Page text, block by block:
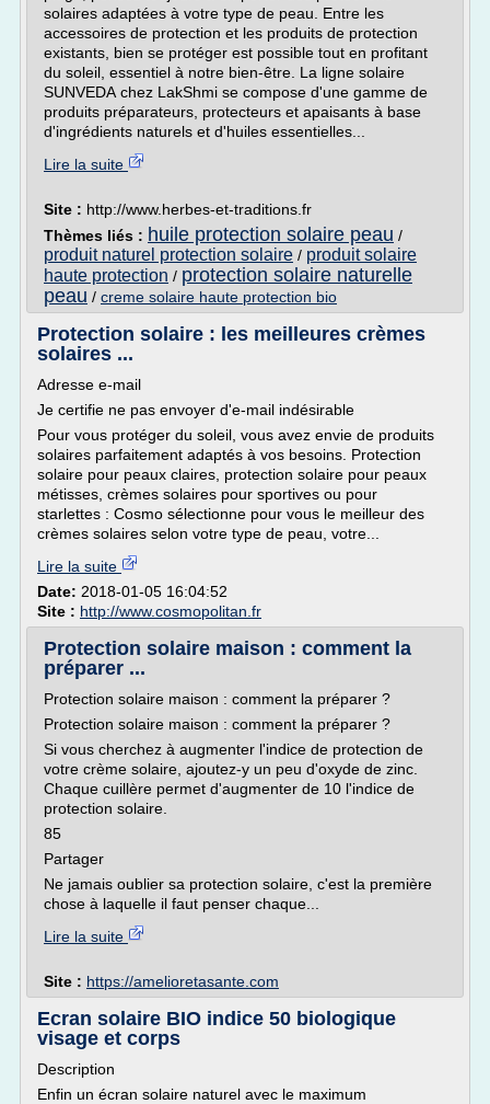
solaires adaptées à votre type de peau. Entre les
accessoires de protection et les produits de protection
existants, bien se protéger est possible tout en profitant
du soleil, essentiel à notre bien-être. La ligne solaire
SUNVEDA chez LakShmi se compose d'une gamme de
produits préparateurs, protecteurs et apaisants à base
d'ingrédients naturels et d'huiles essentielles...
Lire la suite
Site : http://www.herbes-et-traditions.fr
Thèmes liés : huile protection solaire peau /
produit naturel protection solaire / produit solaire
haute protection / protection solaire naturelle
peau / creme solaire haute protection bio
Protection solaire : les meilleures crèmes
solaires ...
Adresse e-mail
Je certifie ne pas envoyer d'e-mail indésirable
Pour vous protéger du soleil, vous avez envie de produits
solaires parfaitement adaptés à vos besoins. Protection
solaire pour peaux claires, protection solaire pour peaux
métisses, crèmes solaires pour sportives ou pour
starlettes : Cosmo sélectionne pour vous le meilleur des
crèmes solaires selon votre type de peau, votre...
Lire la suite
Date: 2018-01-05 16:04:52
Site : http://www.cosmopolitan.fr
Protection solaire maison : comment la
préparer ...
Protection solaire maison : comment la préparer ?
Protection solaire maison : comment la préparer ?
Si vous cherchez à augmenter l'indice de protection de
votre crème solaire, ajoutez-y un peu d'oxyde de zinc.
Chaque cuillère permet d'augmenter de 10 l'indice de
protection solaire.
85
Partager
Ne jamais oublier sa protection solaire, c'est la première
chose à laquelle il faut penser chaque...
Lire la suite
Site : https://amelioretasante.com
Ecran solaire BIO indice 50 biologique
visage et corps
Description
Enfin un écran solaire naturel avec le maximum